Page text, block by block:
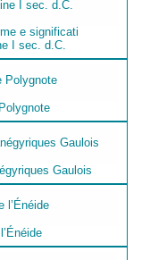
e significati
I sec. d.C.
Gaulois